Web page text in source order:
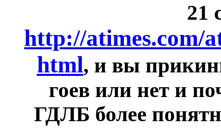
21
http://atimes.com/
html, и вы
гоев или нет и
ГДЛБ более